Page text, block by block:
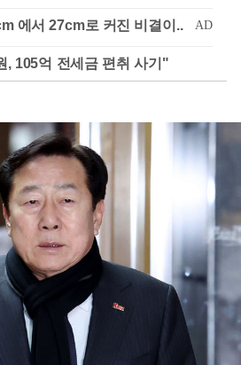
, 105억 전세금 편취 사기"